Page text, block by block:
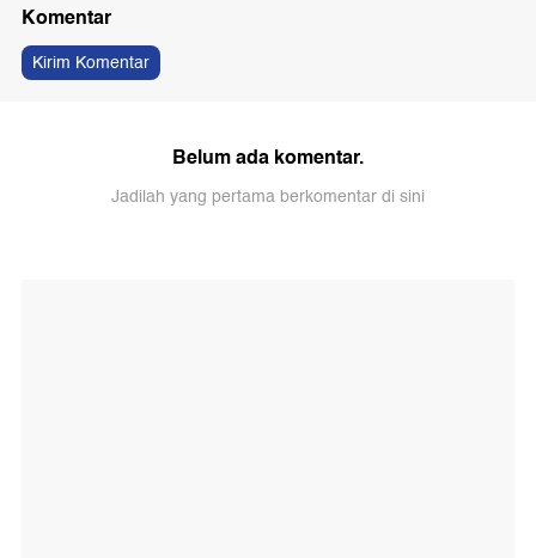
Komentar
Kirim Komentar
Belum ada komentar.
Jadilah yang pertama berkomentar di sini